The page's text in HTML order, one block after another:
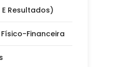
Resultados)
Financeira